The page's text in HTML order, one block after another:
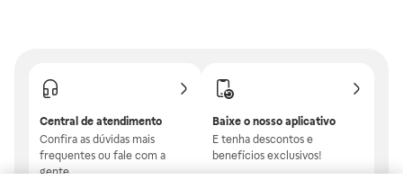
Central de atendimento
Confira as dúvidas mais
frequentes ou fale com a
gente.
Baixe o nosso aplicativo
E tenha descontos e
benefícios exclusivos!